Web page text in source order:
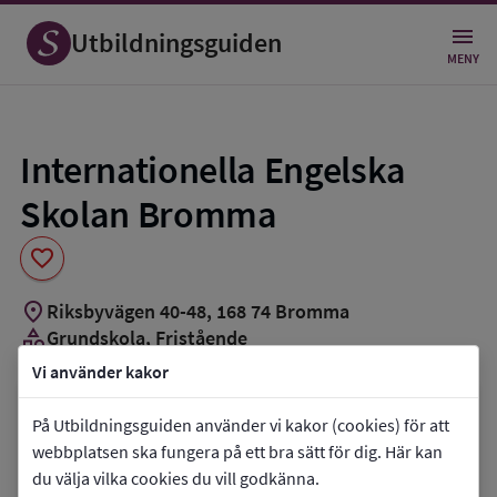
Vi använder kakor
På Utbildningsguiden använder vi kakor (cookies) för att
webbplatsen ska fungera på ett bra sätt för dig. Här kan
du välja vilka cookies du vill godkänna.
Utbildningsguiden MENY
Internationella Engelska
Skolan Bromma
favorite
Spara
som
favorit
location_on Riksbyvägen 40-48, 168 74 Bromma
categoryGrundskola, Fristående
groups_3 Cirka 950 elever
Vill du kontakta skolan?
phone Telefon:08-56461940